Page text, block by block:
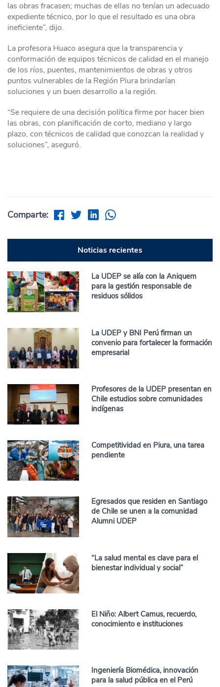
las obras fracasen; muchas de ellas no tenían un adecuado
expediente técnico, por lo que el resultado es una obra
ineficiente”, dijo.
La profesora Huaco asegura que la transparencia y
conformación de equipos técnicos de calidad en el manejo
de los ríos, puentes, mantenimientos de obras y otros
puntos vulnerables de la Región Piura brindarían
soluciones y un buen desarrollo a la región.
“Se requiere de una decisión política firme por hacer bien
las obras, con planificación de corto, mediano y largo
plazo, con técnicos de calidad que conozcan la realidad y
soluciones”, aseguró.
Comparte:
Noticias recientes
La UDEP se alía con la Aniquem
para la gestión responsable de
residuos sólidos
La UDEP y BNI Perú firman un
convenio para fortalecer la formación
empresarial
Profesores de la UDEP presentan en
Chile estudios sobre comunidades
indígenas
Competitividad en Piura, una tarea
pendiente
Egresados que residen en Santiago
de Chile se unen a la comunidad
Alumni UDEP
“La salud mental es clave para el
bienestar individual y social”
El Niño: Albert Camus, recuerdo,
conocimiento e instituciones
Ingeniería Biomédica, innovación
para la salud pública en el Perú